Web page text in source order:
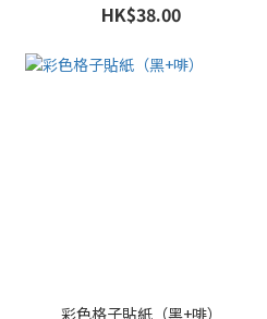
HK$38.00
彩色格子貼紙（黑+啡）